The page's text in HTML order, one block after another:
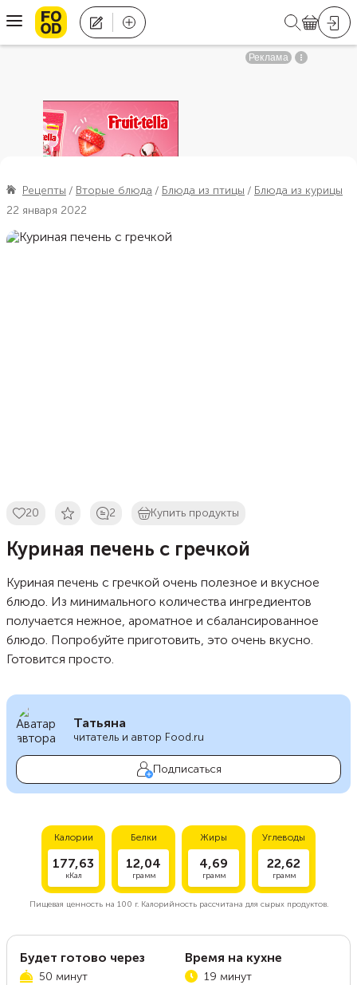
Рецепты Вторые блюда Блюда из птицы
Блюда из курицы
22 января 2022
20 2 Купить продукты
Куриная печень с гречкой
Куриная печень с гречкой очень полезное и вкусное
блюдо. Из минимального количества ингредиентов
получается нежное, ароматное и сбалансированное
блюдо. Попробуйте приготовить, это очень вкусно.
Готовится просто.
Татьяна
читатель и автор Food.ru
Подписаться
Калории
177,63
кКал
Белки
12,04
грамм
Жиры
4,69
грамм
Углеводы
22,62
грамм
Пищевая ценность на 100 г.Калорийность рассчитана для сырых продуктов.
Будет готово через
50 минут
Время на кухне
19 минут